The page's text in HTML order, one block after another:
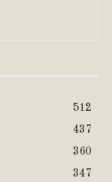
512
437
360
347